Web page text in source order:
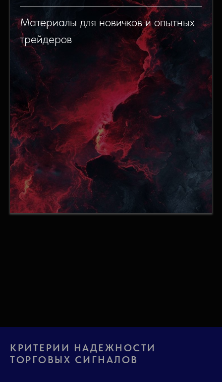
Материалы для новичков и опытных
трейдеров
КРИТЕРИИ НАДЕЖНОСТИ
ТОРГОВЫХ СИГНАЛОВ